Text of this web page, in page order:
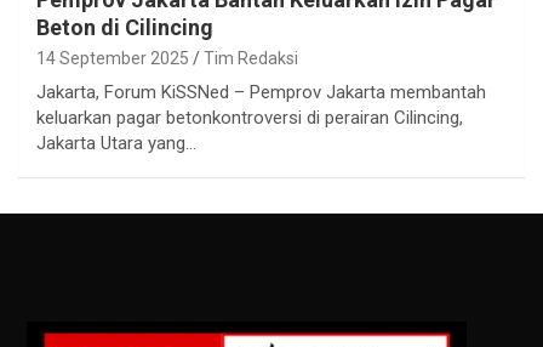
Beton di Cilincing
14 September 2025 Tim Redaksi
Jakarta, Forum KiSSNed – Pemprov Jakarta membantah
keluarkan pagar betonkontroversi di perairan Cilincing,
Jakarta Utara yang…